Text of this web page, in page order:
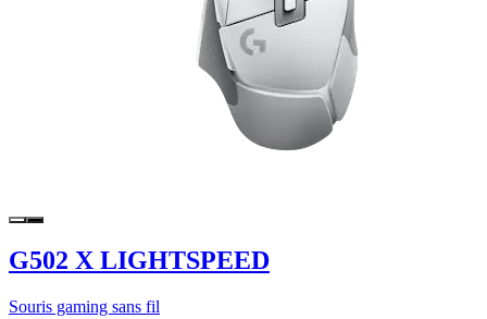
G502 X LIGHTSPEED
Souris gaming sans fil